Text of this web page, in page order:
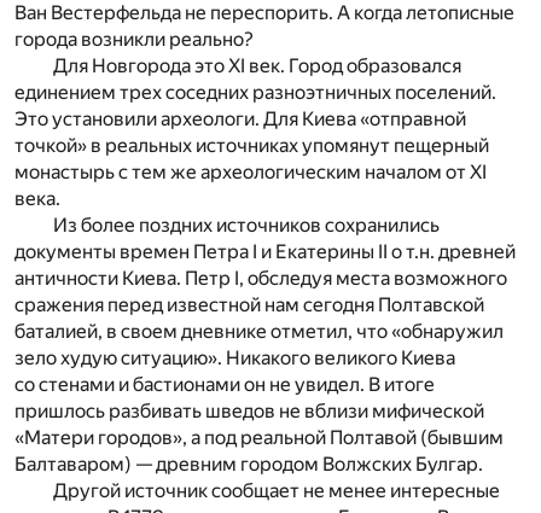
Ван Вестерфельда не переспорить. А когда летописные
города возникли реально?
Для Новгорода это XI век. Город образовался
единением трех соседних разноэтничных поселений.
Это установили археологи. Для Киева «отправной
точкой» в реальных источниках упомянут пещерный
монастырь c тем же археологическим началом от XI
века.
Из более поздних источников сохранились
документы времен Петра I и Екатерины II о т.н. древней
античности Киева. Петр I, обследуя места возможного
сражения перед известной нам сегодня Полтавской
баталией, в своем дневнике отметил, что «обнаружил
зело худую ситуацию». Никакого великого Киева
со стенами и бастионами он не увидел. В итоге
пришлось разбивать шведов не вблизи мифической
«Матери городов», а под реальной Полтавой (бывшим
Балтаваром) — древним городом Волжских Булгар.
Другой источник сообщает не менее интересные